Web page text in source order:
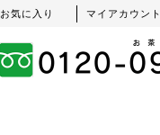
お気に入り マイアカウント